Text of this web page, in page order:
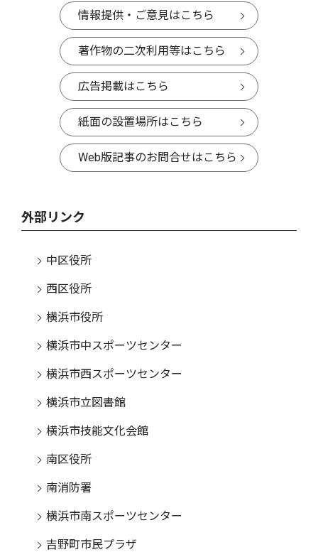
情報提供・ご意見はこちら
著作物の二次利用等はこちら
広告掲載はこちら
紙面の設置場所はこちら
Web版記事のお問合せはこちら
外部リンク
中区役所
西区役所
横浜市役所
横浜市中スポーツセンター
横浜市西スポーツセンター
横浜市立図書館
横浜市技能文化会館
南区役所
南消防署
横浜市南スポーツセンター
吉野町市民プラザ